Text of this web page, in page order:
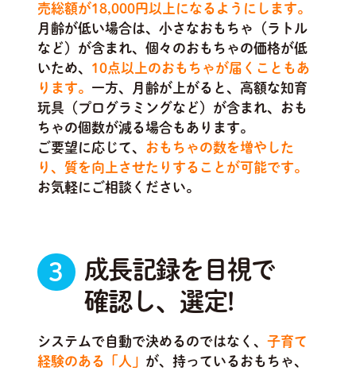
売総額が18,000円以上になるようにします。
月齢が低い場合は、小さなおもちゃ（ラトル
など）が含まれ、個々のおもちゃの価格が低
いため、 10点以上のおもちゃが届くこともあ
ります。 一方、月齢が上がると、高額な知育
玩具（プログラミングなど）が含まれ、おも
ちゃの個数が減る場合もあります。
ご要望に応じて、 おもちゃの数を増やした
り、質を向上させたりすることが可能です。
お気軽にご相談ください。
3
成長記録を目視で
確認し、選定!
システムで自動で決めるのではなく、子育て
経験のある「人」 が、持っているおもちゃ、